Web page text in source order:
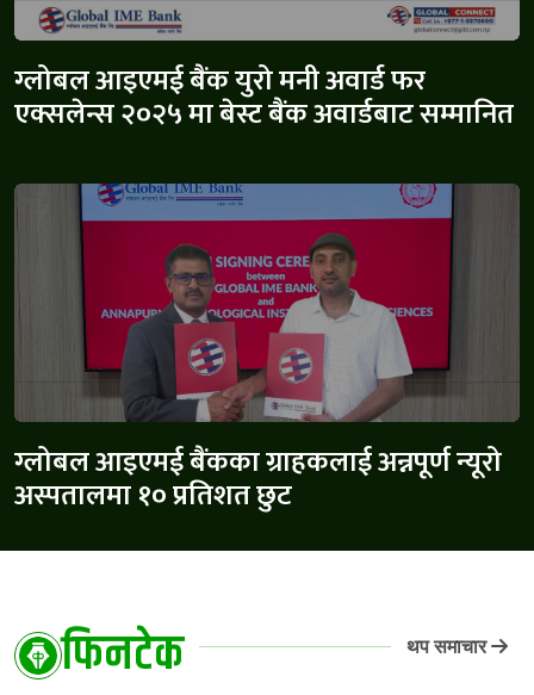
ग्लोबल आइएमई बैंक युरो मनी अवार्ड फर
एक्सलेन्स २०२५ मा बेस्ट बैंक अवार्डबाट सम्मानित
ग्लोबल आइएमई बैंकका ग्राहकलाई अन्नपूर्ण न्यूरो
अस्पतालमा १० प्रतिशत छुट
फिनटेक थप समाचार